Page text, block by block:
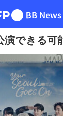
演できる可